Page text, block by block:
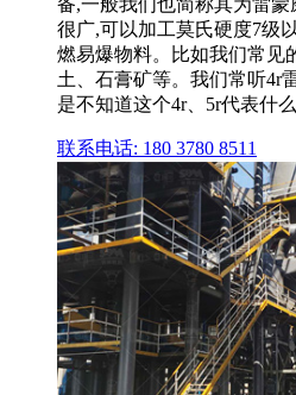
很广,可以加工莫氏硬度7级
燃易爆物料。比如我们常见
土、石膏矿等。我们常听4r
是不知道这个4r、5r代表什
联系电话: 180 3780 8511